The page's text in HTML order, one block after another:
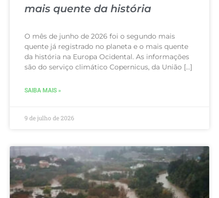
mais quente da história
O mês de junho de 2026 foi o segundo mais
quente já registrado no planeta e o mais quente
da história na Europa Ocidental. As informações
são do serviço climático Copernicus, da União […]
SAIBA MAIS »
9 de julho de 2026